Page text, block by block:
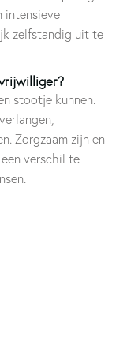
intensieve
zelfstandig uit te
stootje kunnen.
Zorgzaam zijn en
verschil te